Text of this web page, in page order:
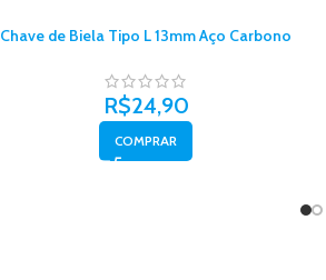
Chave de Biela Tipo L 13mm Aço Carbono
R$24,90
COMPRAR